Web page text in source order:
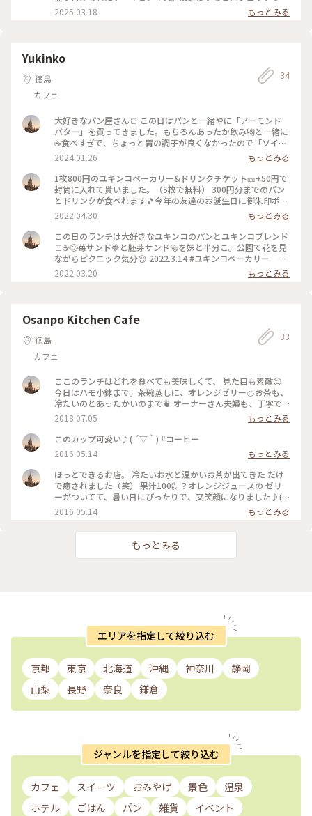
の様に笑顔でお見送り、ほんと素敵なカフェです☕️ 2025.2.20
#コトコトカフェ #サンキャッチャー #虹 #ケーキセッ
2025.03.18 もっとみる
Yukinko
徳島
カフェ
34
大好きなパン屋さん🍞 この日はパンと一緒やに「アーモンド
バター」を買ってきました。もちろんあったか飲み物と一緒に
☕️食べすぎで、ちょっと胃の調子が良くなかったので「ソイラ
テ」にしました。熱々を入れてくれるので長い時間楽しめるの
も好き☕️お店の前のクリスマスリースが扉に映えてとっても可
愛らしかったです🎄 #ゆきんこベーカリー #ソイラテ #パ
ン #パン屋 #カフェ #わたしの街
2024.01.26
もっとみる
1枚800円のユキンコベーカリー&ドリンクチケット🎫+50円で
封筒に入れて貰いました。（5枚で無料） 300円分までのパン
とドリンクが食べれます🎵今年の友達のお誕生日に御朱印ポー
チと大好きなユキンコのチケットをプレゼントしました。「行
ってきたよーありがとう😊🍞☕️」の言葉と一緒に写真も♡喜ん
で貰えるって、ほんと、嬉しいものですね😊♡ #ユキンコベー
カリーチケット #Myことりっぷ #わたしの街 #パン屋 #
誕生日 #プレゼント
2022.04.30
もっとみる
この日のランチは大好きなユキンコのパンとユキンコブレンド
🍞☕️😊苺サンド🍓と胚芽サンド🥯を妹と半分こ。公園で花を見
ながらピクニック気分😊 2022.3.14 #ユキンコベーカリー #
ユキンコブレンド #苺サンド #ピクニック #わたしの街
2022.03.20 もっとみる
Osanpo Kitchen Cafe
徳島
カフェ
33
ここのランチはどれを食べても美味しくて、 見た目も素敵😊
今日はハモ小鉢まで。茶碗蒸しに、オレンジゼリー🍊お茶も、
冷たいのとあったかいのまで🍵 オーナーさん夫婦も、丁寧で
笑顔が素敵。 いつ行っても賑わっている素敵な大好きなカフ
ェです☕️ #カフェ #ランチ #大好きなお店
2018.07.05
もっとみる
このカップ可愛い♪( ´▽｀) #コーヒー
2016.05.14
もっとみる
ほっとできるお店。 冷たいお水と温かいお茶が出てきた だけ
で癒されました（笑） 果汁100㌫？オレンジジュースの ゼリ
ーがついてて、暑い日にぴったりで、又笑顔になりました♪(
´▽｀) #ランチ
2016.05.14 もっとみる
もっとみる
エリアを指定して絞り込む
京都 東京 北海道 沖縄 神奈川
静岡
山梨
長野 奈良 鎌倉
ジャンルを指定して絞り込む
カフェ スイーツ おみやげ 景色
温泉
ホテル
ごはん パン 雑貨 イベント